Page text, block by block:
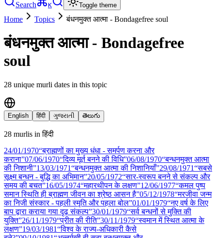
Search
K Toggle theme
Home Topics बंधनमुक्त आत्मा - Bondagefree soul
बंधनमुक्त आत्मा - Bondagefree
soul
28 unique murli dates in this topic
English हिंदी ગુજરાતી తెలుగు
28 murlis inहिंदी
24/01/1970“ब्राह्मणों का मुख्य धंधा - समर्पण करना और
कराना”07/06/1970“दिव्य मूर्त बनने की विधि”06/08/1970“बन्धनमुक्त आत्मा
की निशानी”13/03/1971“बन्धनमुक्त आत्मा की निशानियाँ”29/08/1971“सबसे
सूक्ष्म बन्धन - बुद्धि का अभिमान”20/05/1972“सार-स्वरूप बनने से संकल्प और
समय की बचत”16/05/1974“महारथीपन के लक्षण”12/06/1977“कमल पुष्प
समान स्थिति ही ब्राह्मण जीवन का श्रेष्ठ आसन है”05/12/1978“मरजीवा जन्म
का निजी संस्कार - पहली स्मृति और पहला बोल”01/01/1979“नए वर्ष के लिए
बाप द्वारा कराया गया दृढ़ संकल्प”30/01/1979“सर्व बन्धनों से मुक्ति की
युक्ति”26/11/1979“प्रीत की रीति”30/11/1979“स्वमान में स्थित आत्मा के
लक्षण”19/03/1981“विश्व के राज्य-अधिकारी कैसे